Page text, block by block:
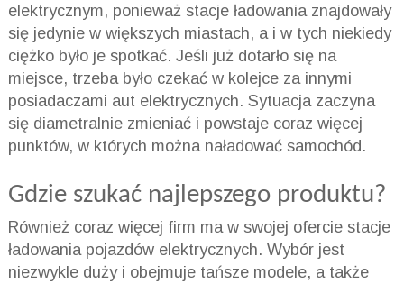
elektrycznym, ponieważ stacje ładowania znajdowały
się jedynie w większych miastach, a i w tych niekiedy
ciężko było je spotkać. Jeśli już dotarło się na
miejsce, trzeba było czekać w kolejce za innymi
posiadaczami aut elektrycznych. Sytuacja zaczyna
się diametralnie zmieniać i powstaje coraz więcej
punktów, w których można naładować samochód.
Gdzie szukać najlepszego produktu?
Również coraz więcej firm ma w swojej ofercie stacje
ładowania pojazdów elektrycznych. Wybór jest
niezwykle duży i obejmuje tańsze modele, a także